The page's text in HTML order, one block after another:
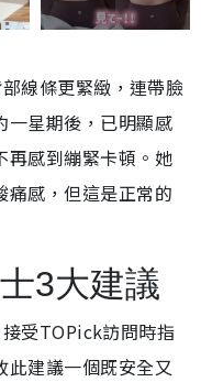
線條更緊緻，連帶臉
一星期後，已明顯感
再感到繃緊卡頓。她
痛感，但這是正常的
3大建議
受TOPick訪問時指
此建議一個既安全又